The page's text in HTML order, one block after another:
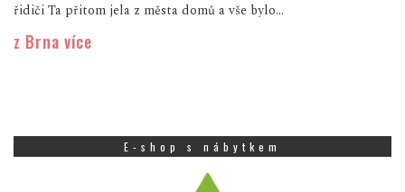
řidiči Ta přitom jela z města domů a vše bylo...
z Brna více
E-shop s nábytkem